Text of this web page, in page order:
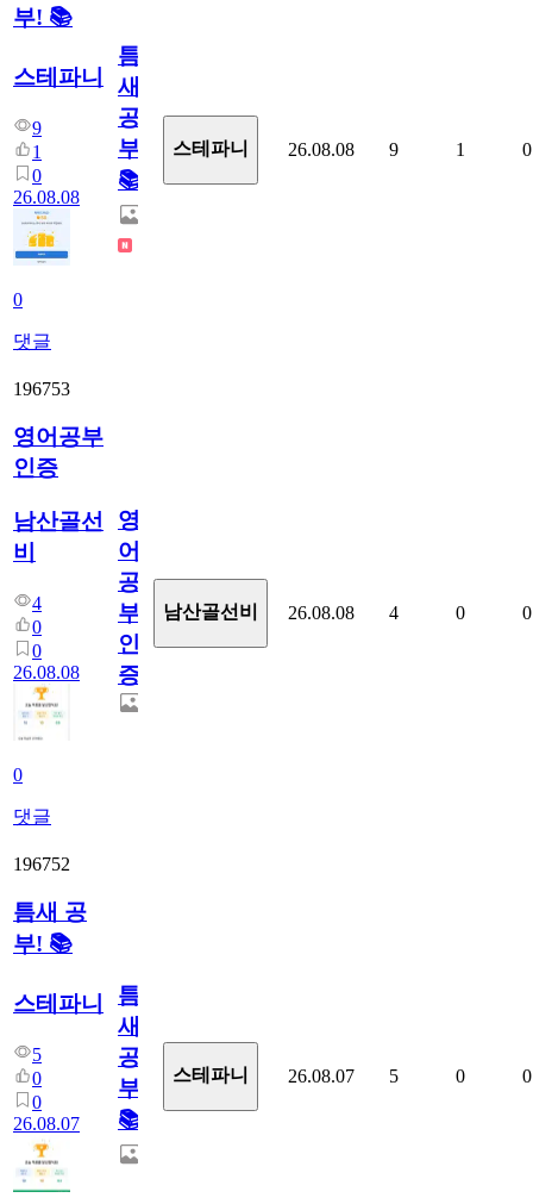
부! 📚
스테파니
9
1
0
26.08.08
0
댓글
틈
새
공
부!
📚
스테파니 26.08.08 9 1 0
196753
영어공부
인증
남산골선
비
4
0
0
26.08.08
0
댓글
영
어
공
부
인
증
남산골선비 26.08.08 4 0 0
196752
틈새 공
부! 📚
스테파니
5
0
0
26.08.07
틈
새
공
부!
📚
스테파니 26.08.07 5 0 0